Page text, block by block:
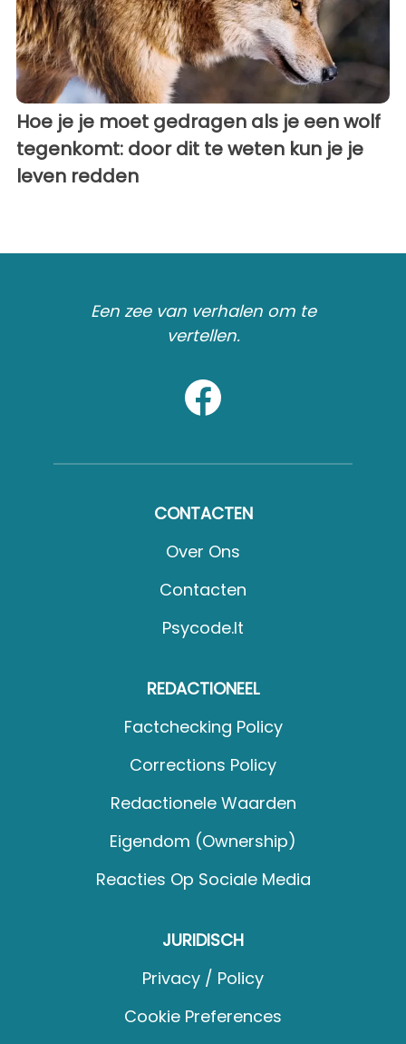
Hoe je je moet gedragen als je een wolf
tegenkomt: door dit te weten kun je je
leven redden
Een zee van verhalen om te
vertellen.
CONTACTEN
Over Ons
Contacten
Psycode.it
REDACTIONEEL
Factchecking Policy
Corrections Policy
Redactionele Waarden
Eigendom (Ownership)
Reacties Op Sociale Media
JURIDISCH
Privacy / Policy
Cookie Preferences